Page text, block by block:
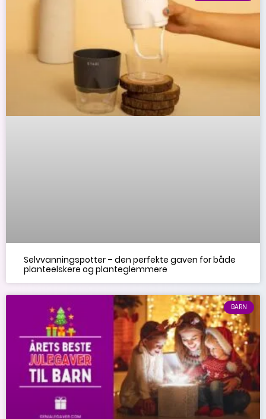
Selvvanningspotter – den perfekte gaven for både
planteelskere og planteglemmere
BARN